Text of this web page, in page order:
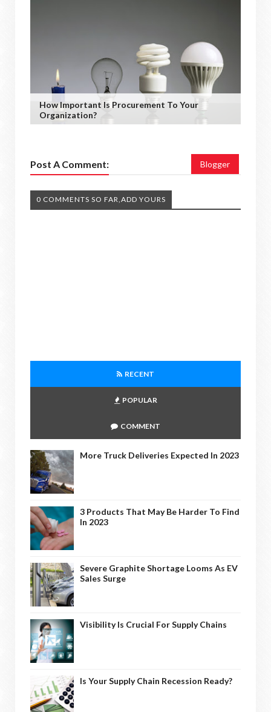
How Important Is Procurement To Your
Organization?
Post A Comment: Blogger
0 COMMENTS SO FAR,ADD YOURS
RECENT
POPULAR
COMMENT
More Truck Deliveries Expected In 2023
3 Products That May Be Harder To Find
In 2023
Severe Graphite Shortage Looms As EV
Sales Surge
Visibility Is Crucial For Supply Chains
Is Your Supply Chain Recession Ready?